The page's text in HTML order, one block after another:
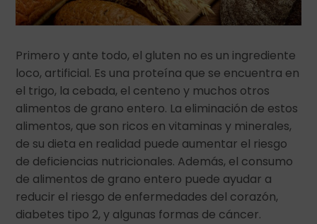
Primero y ante todo, el gluten no es un ingrediente
loco, artificial. Es una proteína que se encuentra en
el trigo, la cebada, el centeno y muchos otros
alimentos de grano entero. La eliminación de estos
alimentos, que son ricos en vitaminas y minerales,
de su dieta en realidad puede aumentar el riesgo
de deficiencias nutricionales. Además, el consumo
de alimentos de grano entero puede ayudar a
reducir el riesgo de enfermedades del corazón,
diabetes tipo 2, y algunas formas de cáncer.